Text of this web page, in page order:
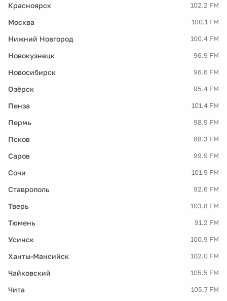
Красноярск 102.2 FM
Москва 100.1 FM
Нижний Новгород 100.4 FM
Новокузнецк 96.9 FM
Новосибирск 96.6 FM
Озёрск 95.4 FM
Пенза 101.4 FM
Пермь 98.9 FM
Псков 88.3 FM
Саров 99.9 FM
Сочи 101.9 FM
Ставрополь 92.6 FM
Тверь 103.8 FM
Тюмень 91.2 FM
Усинск 100.9 FM
Ханты-Мансийск 102.0 FM
Чайковский 105.5 FM
Чита 105.7 FM